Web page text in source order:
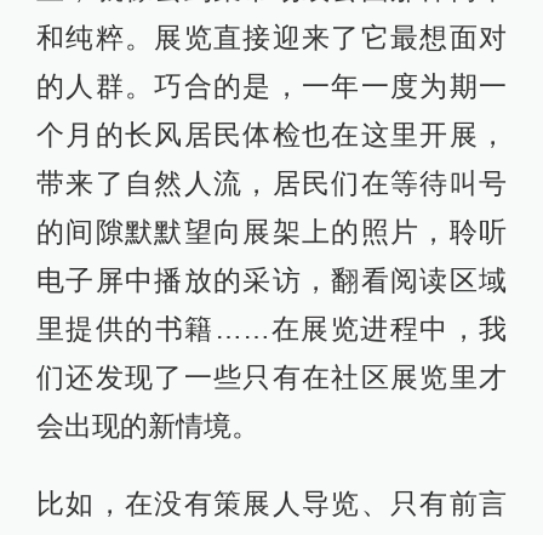
和纯粹。展览直接迎来了它最想面对
的人群。巧合的是，一年一度为期一
个月的长风居民体检也在这里开展，
带来了自然人流，居民们在等待叫号
的间隙默默望向展架上的照片，聆听
电子屏中播放的采访，翻看阅读区域
里提供的书籍……在展览进程中，我
们还发现了一些只有在社区展览里才
会出现的新情境。
比如，在没有策展人导览、只有前言